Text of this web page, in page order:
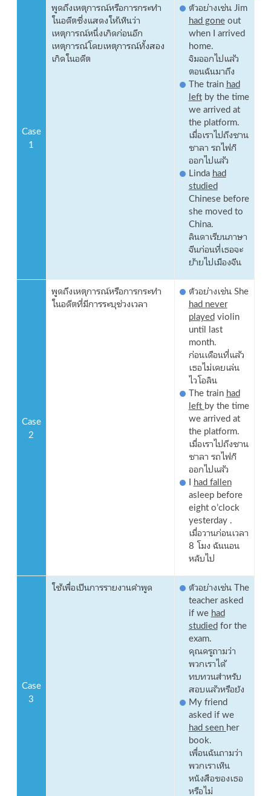
Case
1
พูดถึงเหตุการณ์หรือการกระทำ
ในอดีตซึ่งแสดงให้เห็นว่า
เหตุการณ์หนึ่งเกิดก่อนอีก
เหตุการณ์โดยเหตุการณ์ทั้งสอง
เกิดในอดีต
ตัวอย่างเช่น Jim
had goneout
when I arrived
home.
จิมออกไปแล้ว
ตอนฉันมาถึง
The train had
leftby the time
we arrived at
the platform.
เมื่อเราไปถึงชาน
ชาลา รถไฟก็
ออกไปแล้ว
Linda had
studied
Chinese before
she moved to
China.
ลินดาเรียนภาษา
จีนก่อนที่เธอจะ
ย้ายไปเมืองจีน
Case
2
พูดถึงเหตุการณ์หรือการกระทำ
ในอดีตที่มีการระบุช่วงเวลา
ตัวอย่างเช่น She
had never
playedviolin
until last
month.
ก่อนเดือนที่แล้ว
เธอไม่เคยเล่น
ไวโอลิน
The train had
left by the time
we arrived at
the platform.
เมื่อเราไปถึงชาน
ชาลา รถไฟก็
ออกไปแล้ว
I had fallen
asleep before
eight o’clock
yesterday .
เมื่อวานก่อนเวลา
8 โมง ฉันนอน
หลับไป
Case
3
ใช้เพื่อเป็นการรายงานคำพูด
ตัวอย่างเช่น The
teacher asked
if we had
studiedfor the
exam.
คุณครูถามว่า
พวกเราได้
ทบทวนสำหรับ
สอบแล้วหรือยัง
My friend
asked if we
had seen her
book.
เพื่อนฉันถามว่า
พวกเราเห็น
หนังสือของเธอ
หรือไม่